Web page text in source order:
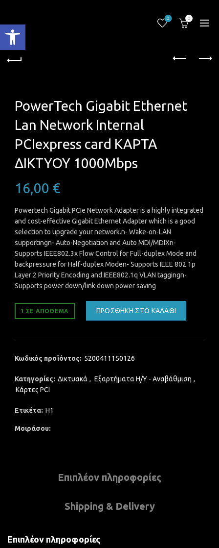
Ανοίξτε τη γραμμή εργαλείων
0 0
PowerTech Gigabit Ethernet
Lan Network Internal
PCIexpress card ΚΑΡΤΑ
ΔΙΚΤΥΟΥ 1000Mbps
16,00 €
Powertech Gigabit PCIe Network Adapter is a highly integrated
and cost-effective Gigabit Ethernet Adapter which is a good
selection to upgrade your network.n- Wake-on-LAN
supportingn- Auto-Negotiation and Auto MDI/MDIXn-
Supports IEEE802.3x Flow Control for Full-duplex Mode and
backpressure for Half-duplex Moden- Supports IEEE 802.1p
Layer 2 Priority Encoding and IEEE802.1q VLAN taggingn-
Supports power down/link down power saving
1 ΣΕ ΑΠΌΘΕΜΑ ΠΡΟΣΘΉΚΗ ΣΤΟ ΚΑΛΆΘΙ
Κωδικός προϊόντος: 5200411150126
Κατηγορίες: Δικτυακά , Εξαρτήματα Η/Υ - Αναβάθμιση ,
Κάρτες PCI
Ετικέτα: H1
Μοιράσου
Επιπλέον πληροφορίες
Shipping & Delivery
Επιπλέον πληροφορίες